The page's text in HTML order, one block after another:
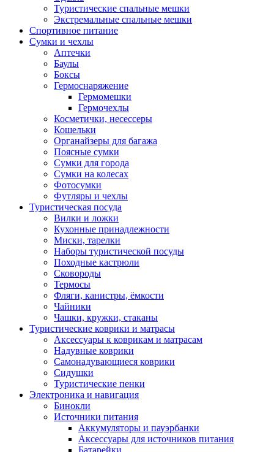
Туристические спальные мешки
Экстремальные спальные мешки
Спортивное питание
Сумки и чехлы
Аптечки
Баулы
Боксы
Гермоснаряжение
Гермомешки
Гермочехлы
Косметички, несессеры
Кошельки
Органайзеры для багажа
Поясные сумки
Сумки для города
Сумки на колесах
Фотосумки
Футляры и чехлы
Туристическая посуда
Вилки и ложки
Кухонные принадлежности
Миски, тарелки
Наборы туристической посуды
Походные кастрюли
Сковороды
Термосы
Фляги, канистры, ёмкости
Чайники
Чашки, кружки, стаканы
Туристические коврики и матрасы
Аксессуары к коврикам и матрасам
Надувные коврики
Самонадувающиеся коврики
Сидушки
Туристические пенки
Электроника и навигация
Бинокли
Источники питания
Аккумуляторы и пауэрбанки
Аксессуары для источников питания
Батарейки